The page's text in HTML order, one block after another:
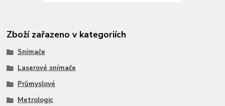
Zboží zařazeno v kategoriích
Snímače
Laserové snímače
Průmyslové
Metrologic